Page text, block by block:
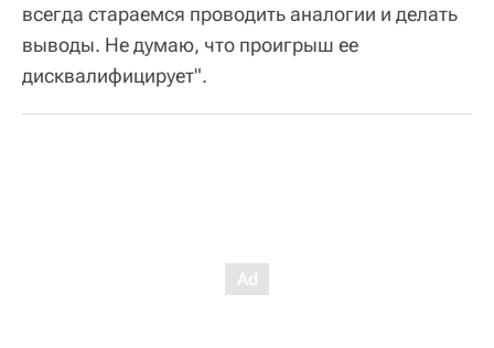
всегда стараемся проводить аналогии и делать
выводы. Не думаю, что проигрыш ее
дисквалифицирует".